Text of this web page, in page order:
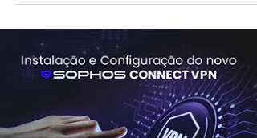
remotos se conectem ao SonicWall e acessem
recursos de rede internos.